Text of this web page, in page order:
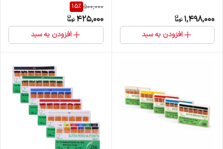
1,498,000
افزودن به سبد
500,000
15%
425,000
افزودن به سبد